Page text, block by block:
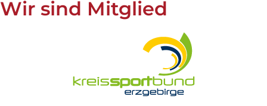
Wir sind Mitglied